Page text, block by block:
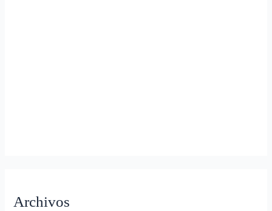
Archivos